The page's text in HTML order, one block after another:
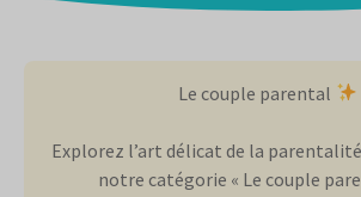
Le couple parental
Explorez l’art délicat de la
notre catégorie « Le couple